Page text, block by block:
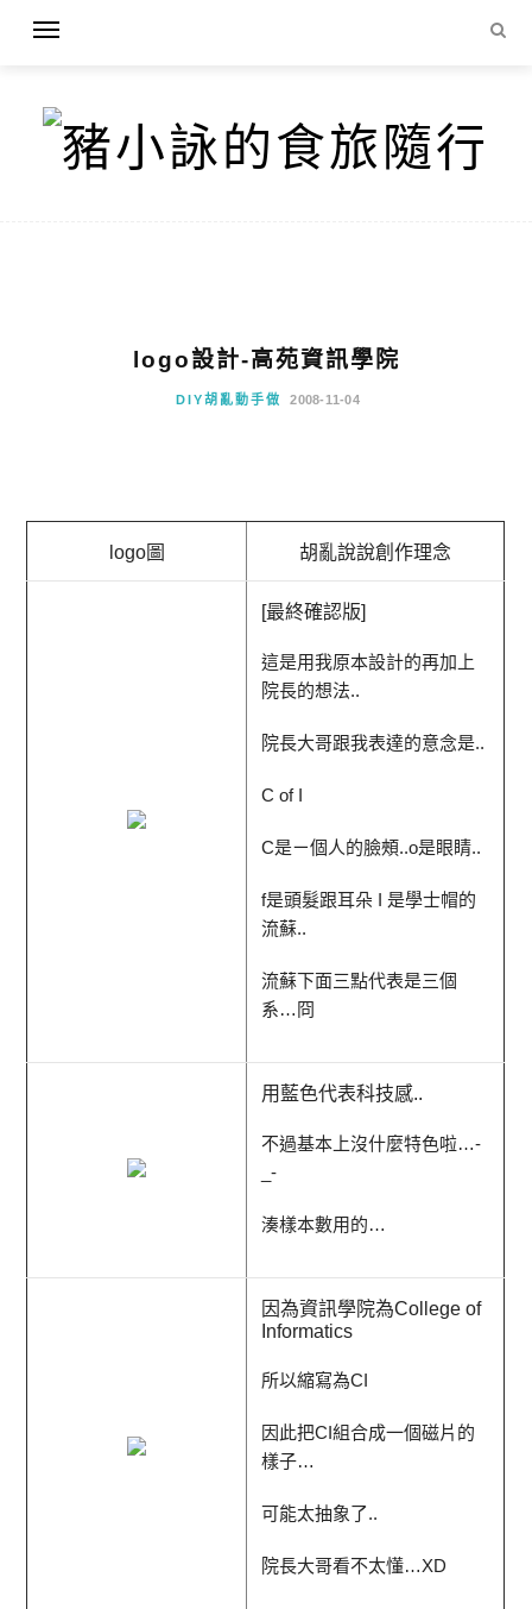
logo設計-高苑資訊學院
DIY胡亂動手做 2008-11-04
logo圖 胡亂說說創作理念
[最終確認版]
這是用我原本設計的再加上
院長的想法..
院長大哥跟我表達的意念是..
C of I
C是ㄧ個人的臉頰..o是眼睛..
f是頭髮跟耳朵 I 是學士帽的
流蘇..
流蘇下面三點代表是三個
系…冏
用藍色代表科技感..
不過基本上沒什麼特色啦…-
_-
湊樣本數用的…
因為資訊學院為College of
Informatics
所以縮寫為CI
因此把CI組合成一個磁片的
樣子…
可能太抽象了..
院長大哥看不太懂…XD